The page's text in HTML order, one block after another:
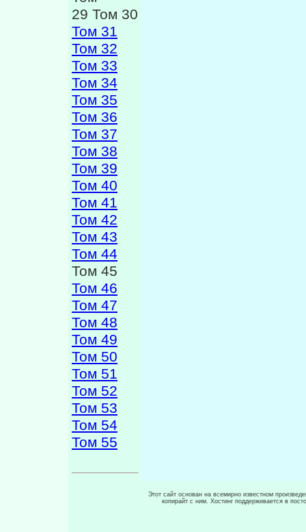
29 Том 30
Том 31
Том 32
Том 33
Том 34
Том 35
Том 36
Том 37
Том 38
Том 39
Том 40
Том 41
Том 42
Том 43
Том 44
Том 45
Том 46
Том 47
Том 48
Том 49
Том 50
Том 51
Том 52
Том 53
Том 54
Том 55
Этот сайт основан на всемирно известном
копирайт с ним. Хостинг поддерживается в